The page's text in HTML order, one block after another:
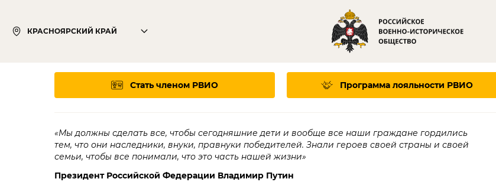
КРАСНОЯРСКИЙ КРАЙ
Стать членом РВИО Программа лояльности РВИО
«Мы должны сделать все, чтобы сегодняшние дети и вообще все наши граждане гордились
тем, что они наследники, внуки, правнуки победителей. Знали героев своей страны и своей
семьи, чтобы все понимали, что это часть нашей жизни»
Президент Российской Федерации Владимир Путин